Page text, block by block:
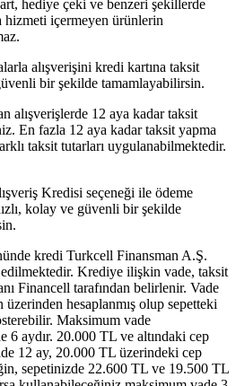
hediye çeki ve benzeri şekillerde
içermeyen ürünlerin
alışverişini kredi kartına taksit
bir şekilde tamamlayabilirsin.
alışverişlerde 12 aya kadar taksit
En fazla 12 aya kadar taksit yapma
taksit tutarları uygulanabilmektedir.
Kredisi seçeneği ile ödeme
kolay ve güvenli bir şekilde
kredi Turkcell Finansman A.Ş.
Krediye ilişkin vade, taksit
Financell tarafından belirlenir. Vade
hesaplanmış olup sepetteki
Maksimum vade
6 aydır. 20.000 TL ve altındaki cep
12 ay, 20.000 TL üzerindeki cep
sepetinizde 22.600 TL ve 19.500 TL